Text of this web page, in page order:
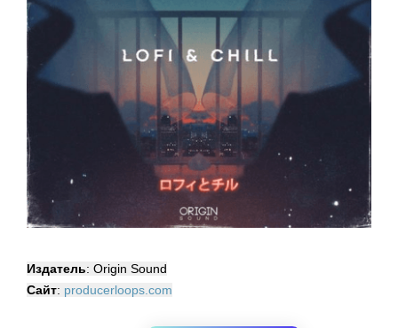
Издатель: Origin Sound
Сайт: producerloops.com